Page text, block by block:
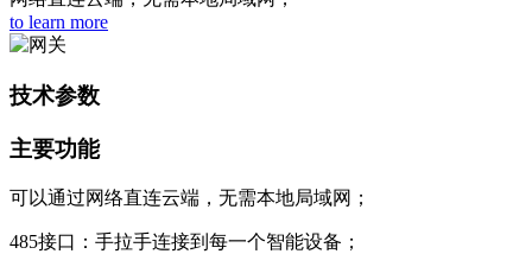
to learn more
技术参数
主要功能
可以通过网络直连云端，无需本地局域网；
485接口：手拉手连接到每一个智能设备；